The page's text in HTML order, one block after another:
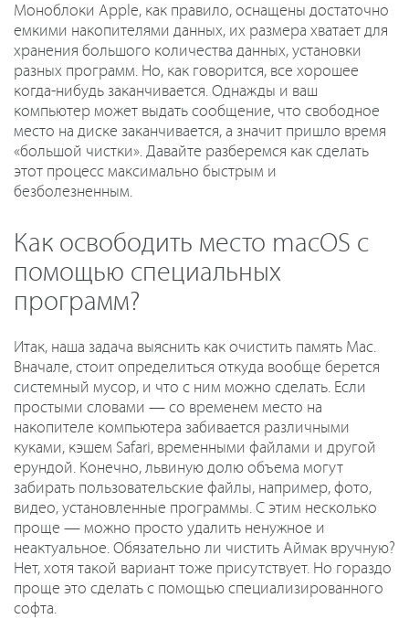
Моноблоки Apple, как правило, оснащены достаточно
емкими накопителями данных, их размера хватает для
хранения большого количества данных, установки
разных программ. Но, как говорится, все хорошее
когда-нибудь заканчивается. Однажды и ваш
компьютер может выдать сообщение, что свободное
место на диске заканчивается, а значит пришло время
«большой чистки». Давайте разберемся как сделать
этот процесс максимально быстрым и
безболезненным.
Как освободить место macOS с
помощью специальных
программ?
Итак, наша задача выяснить как очистить память Mac.
Вначале, стоит определиться откуда вообще берется
системный мусор, и что с ним можно сделать. Если
простыми словами — со временем место на
накопителе компьютера забивается различными
куками, кэшем Safari, временными файлами и другой
ерундой. Конечно, львиную долю объема могут
забирать пользовательские файлы, например, фото,
видео, установленные программы. С этим несколько
проще — можно просто удалить ненужное и
неактуальное. Обязательно ли чистить Аймак вручную?
Нет, хотя такой вариант тоже присутствует. Но гораздо
проще это сделать с помощью специализированного
софта.